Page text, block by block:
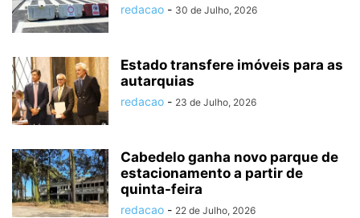
redacao - 30 de Julho, 2026
Estado transfere imóveis para as
autarquias
redacao - 23 de Julho, 2026
Cabedelo ganha novo parque de
estacionamento a partir de
quinta-feira
redacao - 22 de Julho, 2026